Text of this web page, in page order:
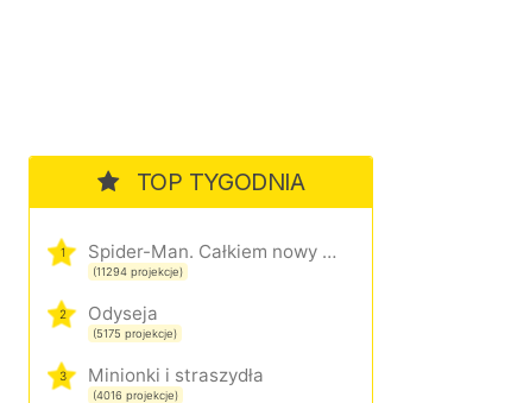
TOP TYGODNIA
1 Spider-Man. Całkiem nowy dzień
(11294 projekcje)
2 Odyseja
(5175 projekcje)
3 Minionki i straszydła
(4016 projekcje)